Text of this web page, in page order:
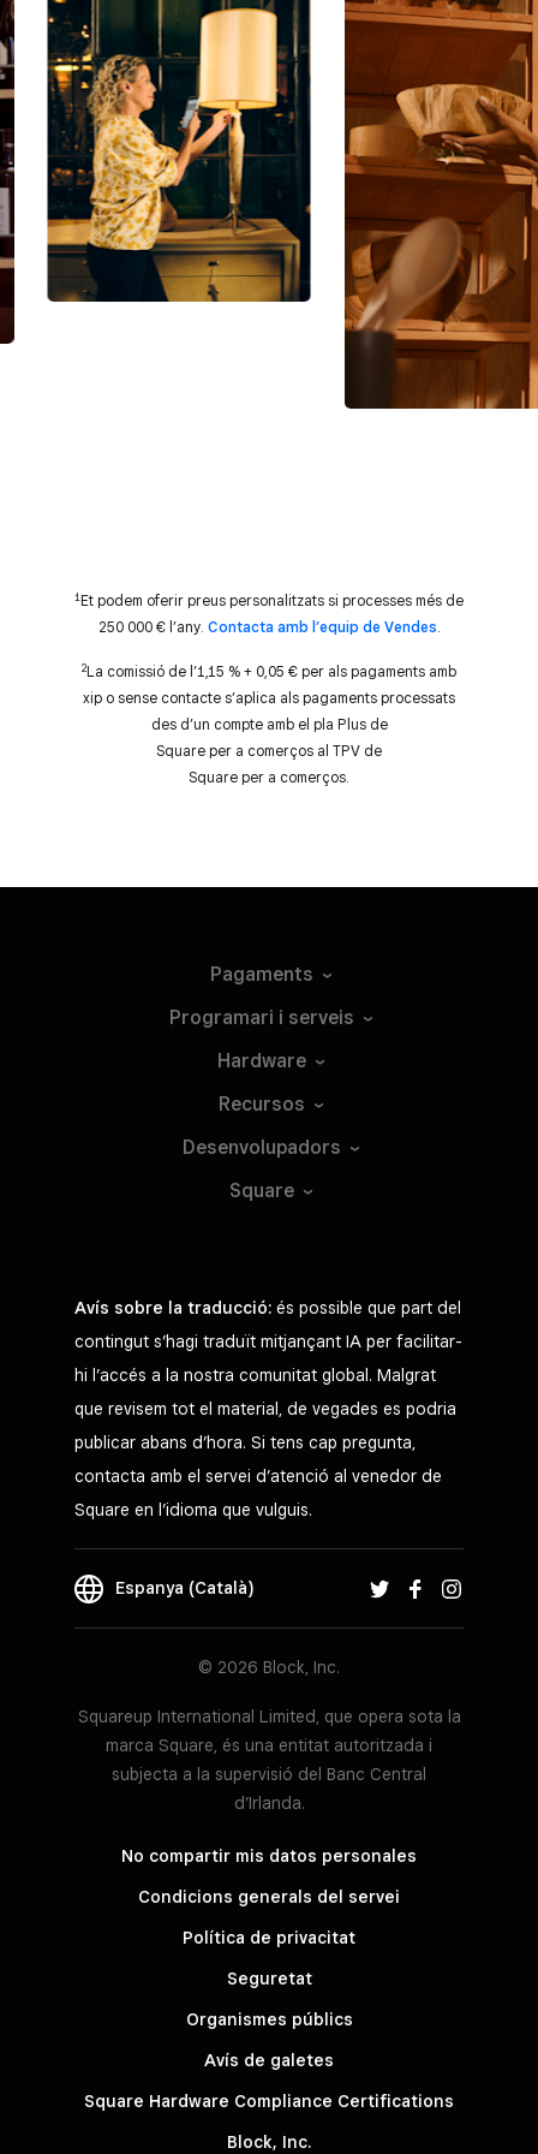
1 Et podem oferir preus personalitzats si processes més de
250 000 € l’any. Contacta amb l’equip de Vendes.
2La comissió de l’1,15 % + 0,05 € per als pagaments amb
xip o sense contacte s’aplica als pagaments processats
des d’un compte amb el pla Plus de
Square per a comerços al TPV de
Square per a comerços.
Pagaments
Programari i serveis
Hardware
Recursos
Desenvolupadors
Square
Avís sobre la traducció: és possible que part del
contingut s’hagi traduït mitjançant IA per facilitar-
hi l’accés a la nostra comunitat global. Malgrat
que revisem tot el material, de vegades es podria
publicar abans d’hora. Si tens cap pregunta,
contacta amb el servei d’atenció al venedor de
Square en l’idioma que vulguis.
Espanya (Català)
© 2026 Block, Inc.
Squareup International Limited, que opera sota la
marca Square, és una entitat autoritzada i
subjecta a la supervisió del Banc Central
d’Irlanda.
No compartir mis datos personales
Condicions generals del servei
Política de privacitat
Seguretat
Organismes públics
Avís de galetes
Square Hardware Compliance Certifications
Block, Inc.